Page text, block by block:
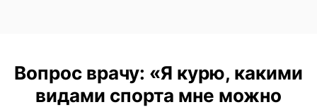
Вопрос врачу: «Я курю, какими
видами спорта мне можно